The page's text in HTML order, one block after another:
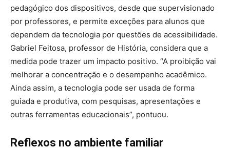
pedagógico dos dispositivos, desde que supervisionado
por professores, e permite exceções para alunos que
dependem da tecnologia por questões de acessibilidade.
Gabriel Feitosa, professor de História, considera que a
medida pode trazer um impacto positivo. “A proibição vai
melhorar a concentração e o desempenho acadêmico.
Ainda assim, a tecnologia pode ser usada de forma
guiada e produtiva, com pesquisas, apresentações e
outras ferramentas educacionais”, pontuou.
Reflexos no ambiente familiar